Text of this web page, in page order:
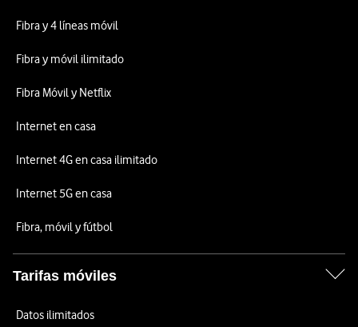
Fibra y 4 líneas móvil
Fibra y móvil ilimitado
Fibra Móvil y Netflix
Internet en casa
Internet 4G en casa ilimitado
Internet 5G en casa
Fibra, móvil y fútbol
Tarifas móviles
Datos ilimitados